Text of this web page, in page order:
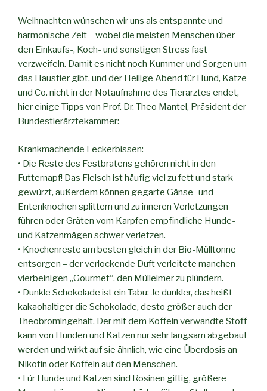
Weihnachten wünschen wir uns als entspannte und
harmonische Zeit – wobei die meisten Menschen über
den Einkaufs-, Koch- und sonstigen Stress fast
verzweifeln. Damit es nicht noch Kummer und Sorgen um
das Haustier gibt, und der Heilige Abend für Hund, Katze
und Co. nicht in der Notaufnahme des Tierarztes endet,
hier einige Tipps von Prof. Dr. Theo Mantel, Präsident der
Bundestierärztekammer:
Krankmachende Leckerbissen:
• Die Reste des Festbratens gehören nicht in den
Futternapf! Das Fleisch ist häufig viel zu fett und stark
gewürzt, außerdem können gegarte Gänse- und
Entenknochen splittern und zu inneren Verletzungen
führen oder Gräten vom Karpfen empfindliche Hunde-
und Katzenmägen schwer verletzen.
• Knochenreste am besten gleich in der Bio-Mülltonne
entsorgen – der verlockende Duft verleitete manchen
vierbeinigen „Gourmet“, den Mülleimer zu plündern.
• Dunkle Schokolade ist ein Tabu: Je dunkler, das heißt
kakaohaltiger die Schokolade, desto größer auch der
Theobromingehalt. Der mit dem Koffein verwandte Stoff
kann von Hunden und Katzen nur sehr langsam abgebaut
werden und wirkt auf sie ähnlich, wie eine Überdosis an
Nikotin oder Koffein auf den Menschen.
• Für Hunde und Katzen sind Rosinen giftig, größere